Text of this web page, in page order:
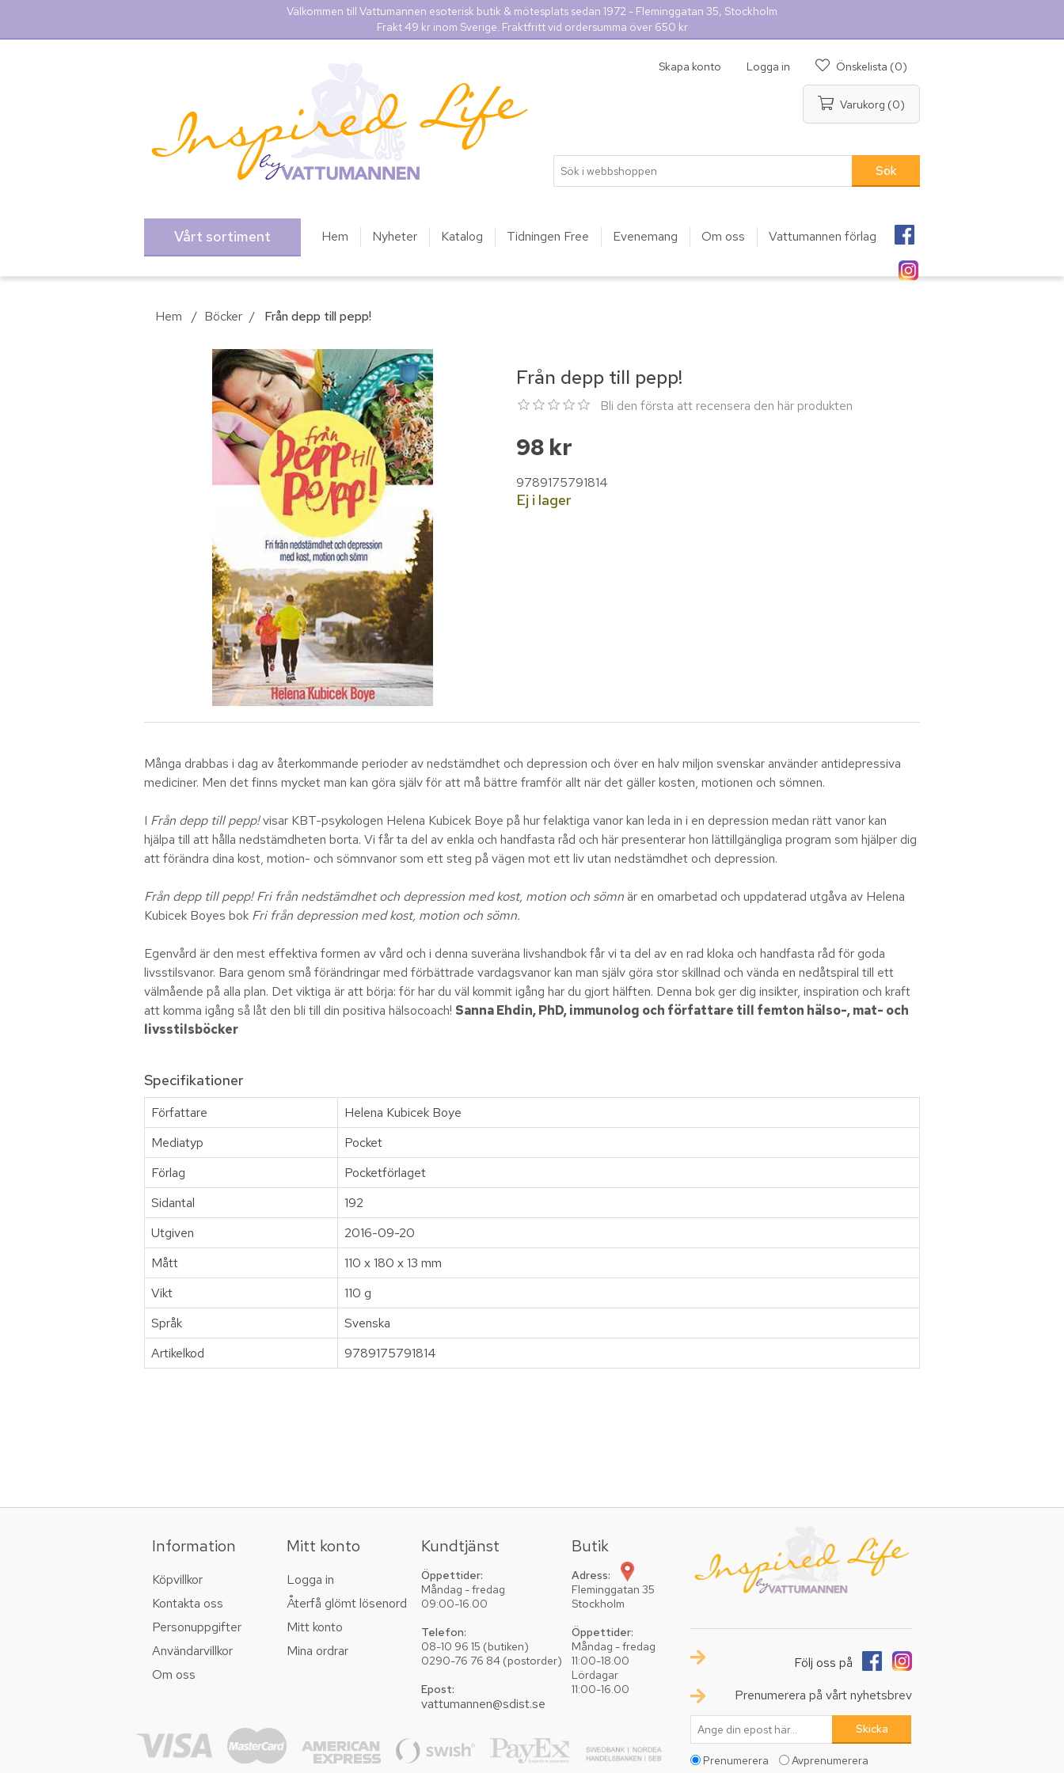
Välkommen till Vattumannen esoterisk butik & mötesplats sedan 1972 - Fleminggatan 35, Stockholm
Frakt 49 kr inom Sverige. Fraktfritt vid ordersumma över 650 kr
Skapa konto Logga in Önskelista (0)
Varukorg (0)
Vårt sortiment Hem Nyheter Katalog Tidningen Free Evenemang Om oss Vattumannen förlag
Hem / Böcker / Från depp till pepp!
Från depp till pepp!
Bli den första att recensera den här produkten
98 kr
9789175791814
Ej i lager
Många drabbas i dag av återkommande perioder av nedstämdhet och depression och över en halv miljon svenskar använder antidepressiva
mediciner. Men det finns mycket man kan göra själv för att må bättre framför allt när det gäller kosten, motionen och sömnen.
I Från depp till pepp!visar KBT-psykologen Helena Kubicek Boye på hur felaktiga vanor kan leda in i en depression medan rätt vanor kan
hjälpa till att hålla nedstämdheten borta. Vi får ta del av enkla och handfasta råd och här presenterar hon lättillgängliga program som hjälper dig
att förändra dina kost, motion- och sömnvanor som ett steg på vägen mot ett liv utan nedstämdhet och depression.
Från depp till pepp! Fri från nedstämdhet och depression med kost, motion och sömnär en omarbetad och uppdaterad utgåva av Helena
Kubicek Boyes bok Fri från depression med kost, motion och sömn.
Egenvård är den mest effektiva formen av vård och i denna suveräna livshandbok får vi ta del av en rad kloka och handfasta råd för goda
livsstilsvanor. Bara genom små förändringar med förbättrade vardagsvanor kan man själv göra stor skillnad och vända en nedåtspiral till ett
välmående på alla plan. Det viktiga är att börja: för har du väl kommit igång har du gjort hälften. Denna bok ger dig insikter, inspiration och kraft
att komma igång så låt den bli till din positiva hälsocoach! Sanna Ehdin, PhD, immunolog och författare till femton hälso-, mat- och
livsstilsböcker
Specifikationer
Författare
Helena Kubicek Boye
Mediatyp
Pocket
Förlag
Pocketförlaget
Sidantal
192
Utgiven
2016-09-20
Mått
110 x 180 x 13 mm
Vikt
110 g
Språk
Svenska
Artikelkod
9789175791814
Information
Köpvillkor
Kontakta oss
Personuppgifter
Användarvillkor
Om oss
Mitt konto
Logga in
Återfå glömt lösenord
Mitt konto
Mina ordrar
Kundtjänst
Öppettider:
Måndag - fredag
09:00-16.00
Telefon:
08-10 96 15 (butiken)
0290-76 76 84 (postorder)
Epost:
vattumannen@sdist.se
Butik
Adress:
Fleminggatan 35
Stockholm
Öppettider:
Måndag - fredag
11:00-18.00
Lördagar
11:00-16.00
Följ oss på
Prenumerera på vårt nyhetsbrev
Prenumerera Avprenumerera